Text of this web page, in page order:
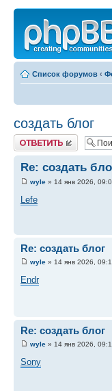
Список форумов ‹
создать блог
Ответить
Re: создать
wyle » 14 янв 2026,
Lefe
Re: создать блог
wyle » 14 янв 2026,
Endr
Re: создать блог
wyle » 14 янв 2026,
Sony